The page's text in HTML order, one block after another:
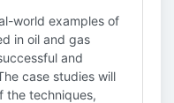
world examples of
in oil and gas
and
case studies will
the techniques,